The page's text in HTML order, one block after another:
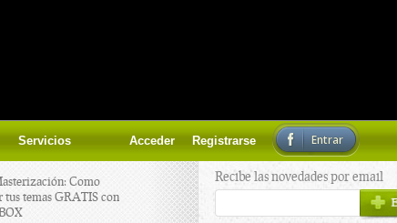
Servicios Acceder Registrarse Entrar
Como
tus temas GRATIS con
Recibe las novedades por email